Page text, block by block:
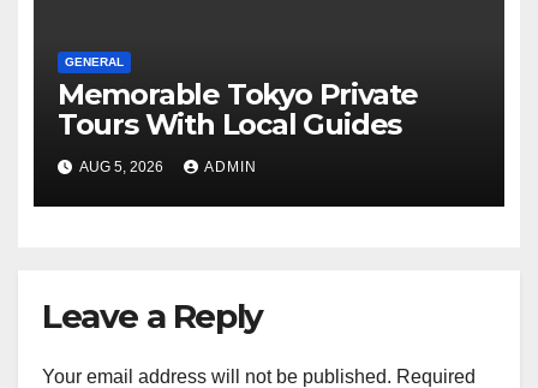
GENERAL
Memorable Tokyo Private
Tours With Local Guides
AUG 5, 2026 ADMIN
Leave a Reply
Your email address will not be published. Required